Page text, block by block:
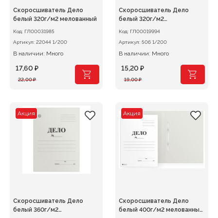
Скоросшиватель Дело
белый 320г/м2 мелованный
Код: ГЛ00031985
Артикул:
22044 1/200
В наличии: Много
22,00₽
Первоначальная
22,00 ₽.
17,60 ₽
Текущая
Скоросшиватель Дело
белый 320г/м2
немелованный
Код: ГЛ00019994
Артикул:
506 1/200
В наличии: Много
19,00₽
Первоначальная
19,00 ₽.
15,20 ₽
Текущая
Акция
Скоросшиватель Дело
белый 360г/м2
Акция
Скоросшиватель Дело
белый 400г/м2 мелованный